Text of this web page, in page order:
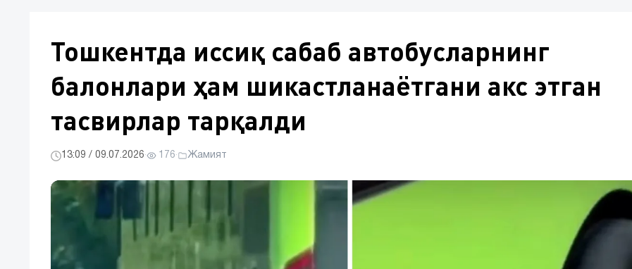
Тошкентда иссиқ сабаб автобусларнинг
балонлари ҳам шикастланаётгани акс этган
тасвирлар тарқалди
13:09 / 09.07.2026· 176· Жамият